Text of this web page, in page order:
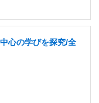
心の学びを探究/全